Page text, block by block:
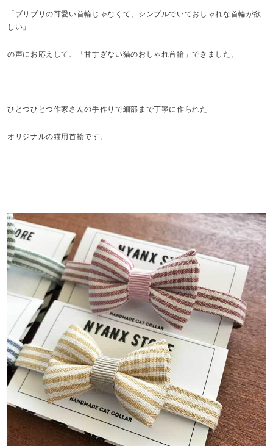
「ブリブリの可愛い首輪じゃなくて、シンプルでいておしゃれな首輪が欲
しい」
の声にお応えして、「甘すぎない猫のおしゃれ首輪」できました。
ひとつひとつ作家さんの手作りで細部まで丁寧に作られた
オリジナルの猫用首輪です。